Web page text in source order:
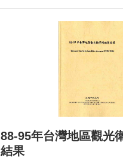
88-95年台灣地區觀光
結果